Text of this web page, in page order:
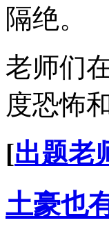
隔绝。
老师们
度恐怖
[出题
土豪也